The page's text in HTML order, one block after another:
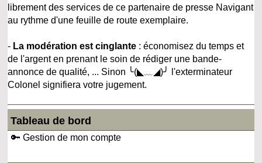
librement des services de ce partenaire de presse Navigant
au rythme d'une feuille de route exemplaire.
- La modération est cinglante : économisez du temps et
de l'argent en prenant le soin de rédiger une bande-
annonce de qualité, ... Sinon ╰(◣﹏◢)╯ l'exterminateur
Colonel signifiera votre jugement.
Tableau de bord
🔑 Gestion de mon compte